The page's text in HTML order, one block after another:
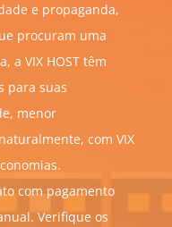
e propaganda,
procuram uma
a VIX HOST têm
para suas
menor
com VIX
com pagamento
Verifique os